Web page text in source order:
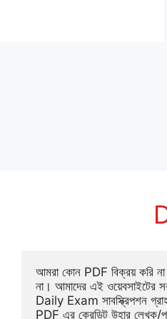
আমরা কোন PDF বিক্রয় করি না
না। আমাদের এই ওয়েবসাইটের
Daily Exam সাবস্ক্রিপশন
PDF এর ক্রেডিট উহার লেখক/